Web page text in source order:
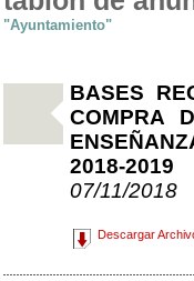
"Ayuntamiento"
BASES
COMPRA
2018-2019
07/11/2018
Descargar